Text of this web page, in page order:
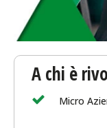
A chi è
Micro